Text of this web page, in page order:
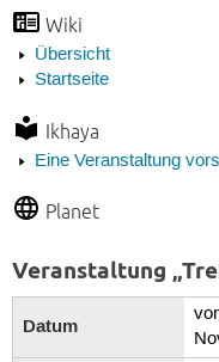
Wiki
Übersicht
Startseite
Ikhaya
Eine Veranstaltung
Planet
Veranstaltung
Datum